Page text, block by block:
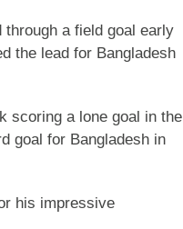
through a field goal early
the lead for Bangladesh
scoring a lone goal in the
goal for Bangladesh in
his impressive